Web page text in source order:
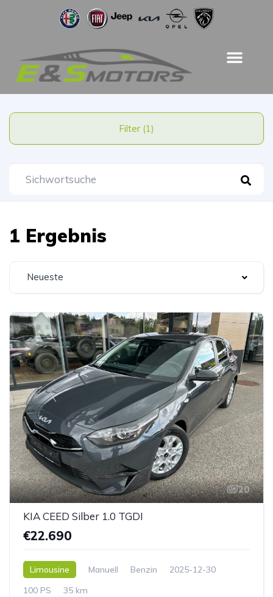
Filter (1)
1 Ergebnis
Neueste
20
KIA CEED Silber 1.0 TGDI
€22.690
Limousine Manuell Benzin
2025-12-30
100 PS
35 km